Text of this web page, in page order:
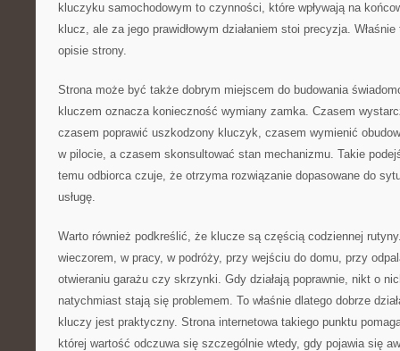
kluczyku samochodowym to czynności, które wpływają na
klucz, ale za jego prawidłowym działaniem stoi precyzja.
opisie strony.
Strona może być także dobrym miejscem do budowania
kluczem oznacza konieczność wymiany zamka. Czasem
czasem poprawić uszkodzony kluczyk, czasem wymienić
w pilocie, a czasem skonsultować stan mechanizmu. Takie
temu odbiorca czuje, że otrzyma rozwiązanie dopasowane do
usługę.
Warto również podkreślić, że klucze są częścią codziennej
wieczorem, w pracy, w podróży, przy wejściu do domu, przy
otwieraniu garażu czy skrzynki. Gdy działają poprawnie, nikt o
natychmiast stają się problemem. To właśnie dlatego dobrze
kluczy jest praktyczny. Strona internetowa takiego punktu
której wartość odczuwa się szczególnie wtedy, gdy pojawia się